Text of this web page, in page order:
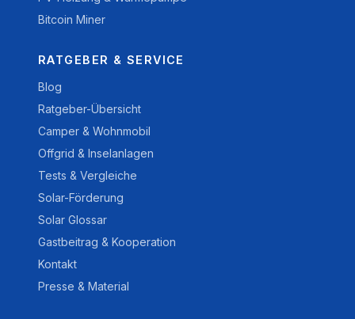
Bitcoin Miner
RATGEBER & SERVICE
Blog
Ratgeber-Übersicht
Camper & Wohnmobil
Offgrid & Inselanlagen
Tests & Vergleiche
Solar-Förderung
Solar Glossar
Gastbeitrag & Kooperation
Kontakt
Presse & Material